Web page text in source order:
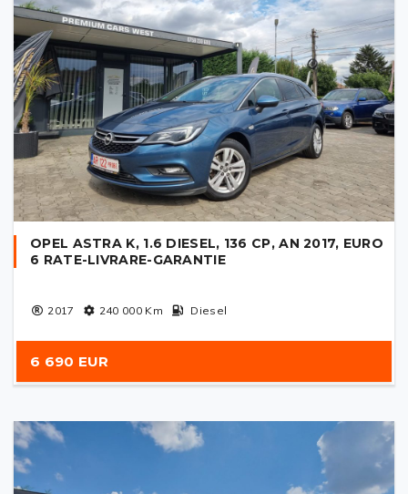
OPEL ASTRA K, 1.6 DIESEL, 136 CP, AN 2017, EURO
6 RATE-LIVRARE-GARANTIE
2017 240 000Km Diesel
6 690 EUR